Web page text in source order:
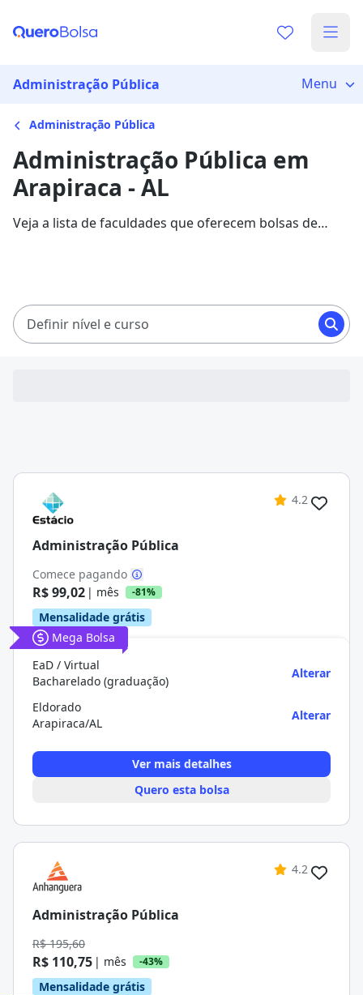
Administração Pública Menu
Administração Pública
Administração Pública em
Arapiraca - AL
Veja a lista de faculdades que oferecem bolsas de
Definir nível e curso
4.2
Administração Pública
Comece pagando
R$ 99,02 | mês -81%
Mensalidade grátis
Mega Bolsa
EaD / Virtual
Bacharelado (graduação)
Alterar
Eldorado
Arapiraca/AL
Alterar
Ver mais detalhes
Quero esta bolsa
4.2
Administração Pública
R$ 195,60
R$ 110,75 | mês -43%
Mensalidade grátis